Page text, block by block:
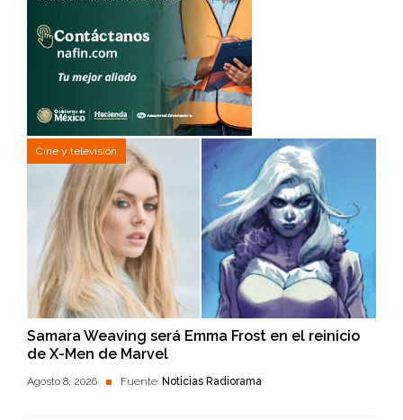
Cine y televisión
Samara Weaving será Emma Frost en el reinicio
de X-Men de Marvel
Agosto 8, 2026 Fuente: Noticias Radiorama